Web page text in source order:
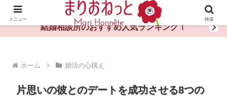
婚活や出会いの体験談・評判・秘訣がわかる情報サイト
結婚相談所のおすすめ人気ランキング！
ホーム 婚活の心構え
片思いの彼とのデートを成功させる8つの
メニュー 検索